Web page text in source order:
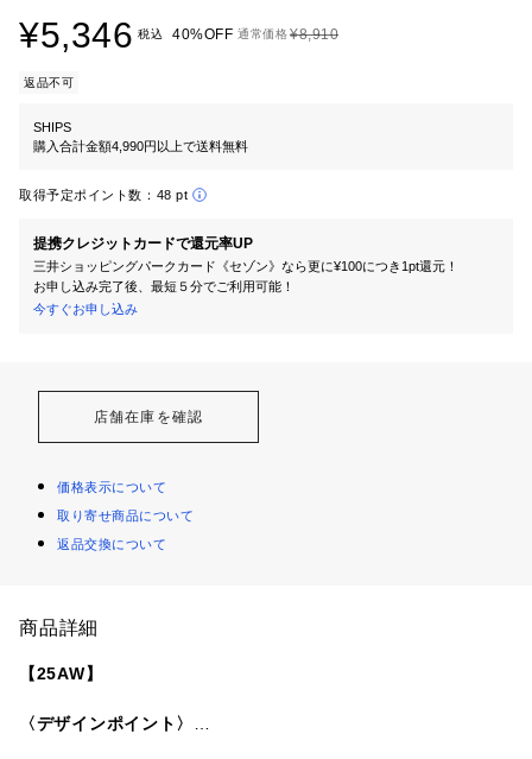
¥5,346 税込 40%OFF 通常価格¥8,910
返品不可
SHIPS
購入合計金額4,990円以上で送料無料
取得予定ポイント数： 48 pt
提携クレジットカードで還元率UP
三井ショッピングパークカード《セゾン》なら更に¥100につき1pt還元！
お申し込み完了後、最短５分でご利用可能！
今すぐお申し込み
店舗在庫を確認
価格表示について
取り寄せ商品について
返品交換について
商品詳細
【25AW】
〈デザインポイント〉